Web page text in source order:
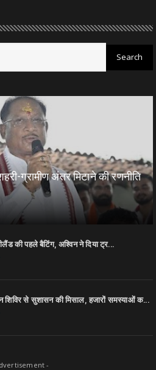
ग्रामीण अंतर मिटाने की रणनीति
की पहले बैटिंग, अश्विन ने दिया ट्र...
शिविर से सुशासन की मिसाल, हजारों समस्याओं क...
-